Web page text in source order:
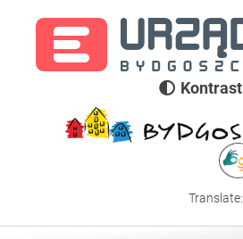
Kontrast
Translate: